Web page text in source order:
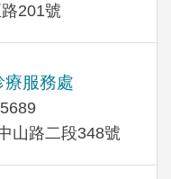
201號
療服務處
山路二段348號